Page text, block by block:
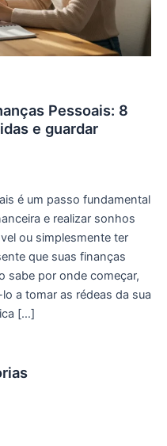
Pessoais: 8
e guardar
é um passo fundamental
e realizar sonhos
ou simplesmente ter
que suas finanças
sabe por onde começar,
a tomar as rédeas da sua
[…]